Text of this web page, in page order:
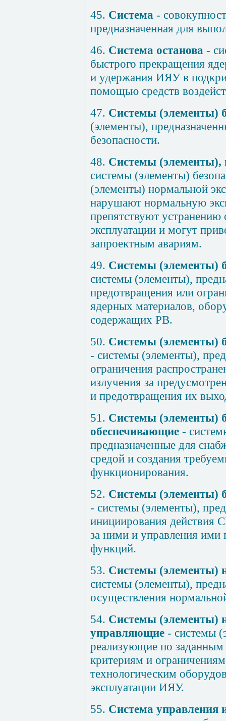
45. Система -
предназначенная для
46. Система останова -
быстрого прекращения
и удержания ИЯУ в
помощью средств
47. Системы (элементы)
(элементы),
безопасности.
48. Системы (элементы),
системы (элементы)
(элементы) нормальной
нарушают нормальную
препятствуют
эксплуатации и могут
запроектным авариям.
49. Системы (элементы)
системы (элементы),
предотвращения или
ядерных материалов,
содержащих РВ.
50. Системы (элементы)
- системы (элементы),
ограничения
излучения за
и предотвращения их
51. Системы (элементы)
обеспечивающие -
предназначенные для
средой и создания
функционирования.
52. Системы (элементы)
- системы (элементы),
инициирования действия
за ними и управления
функций.
53. Системы (элементы)
системы (элементы),
осуществления
54. Системы (элементы)
управляющие - системы
реализующие по
критериям и
технологическим
эксплуатации ИЯУ.
55. Система управления